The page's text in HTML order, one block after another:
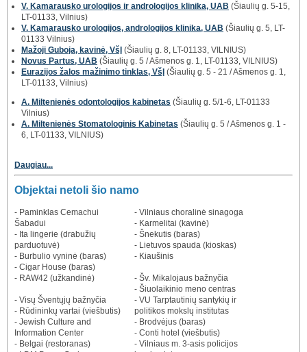
V. Kamarausko urologijos ir andrologijos klinika, UAB (Šiaulių g. 5-15,
LT-01133, Vilnius)
V. Kamarausko urologijos, andrologijos klinika, UAB (Šiaulių g. 5, LT-
01133 Vilnius)
Mažoji Guboja, kavinė, VšĮ (Šiaulių g. 8, LT-01133, VILNIUS)
Novus Partus, UAB (Šiaulių g. 5 / Ašmenos g. 1, LT-01133, VILNIUS)
Eurazijos žalos mažinimo tinklas, VšĮ (Šiaulių g. 5 - 21 / Ašmenos g. 1,
LT-01133, Vilnius)
A. Miltenienės odontologijos kabinetas (Šiaulių g. 5/1-6, LT-01133
Vilnius)
A. Miltenienės Stomatologinis Kabinetas (Šiaulių g. 5 / Ašmenos g. 1 -
6, LT-01133, VILNIUS)
Daugiau...
Objektai netoli šio namo
- Paminklas Cemachui
Šabadui
- Ita lingerie (drabužių
parduotuvė)
- Burbulio vyninė (baras)
- Cigar House (baras)
- RAW42 (užkandinė)
- Visų Šventųjų bažnyčia
- Rūdininkų vartai (viešbutis)
- Jewish Culture and
Information Center
- Belgai (restoranas)
- Vilniaus choralinė sinagoga
- Karmelitai (kavinė)
- Šnekutis (baras)
- Lietuvos spauda (kioskas)
- Kiaušinis
- Šv. Mikalojaus bažnyčia
- Šiuolaikinio meno centras
- VU Tarptautinių santykių ir
politikos mokslų institutas
- Brodvėjus (baras)
- Conti hotel (viešbutis)
- Vilniaus m. 3-asis policijos